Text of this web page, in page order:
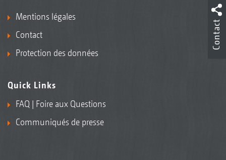
Mentions légales
Contact
Protection des données
Quick Links
FAQ | Foire aux Questions
Communiqués de presse
Contact